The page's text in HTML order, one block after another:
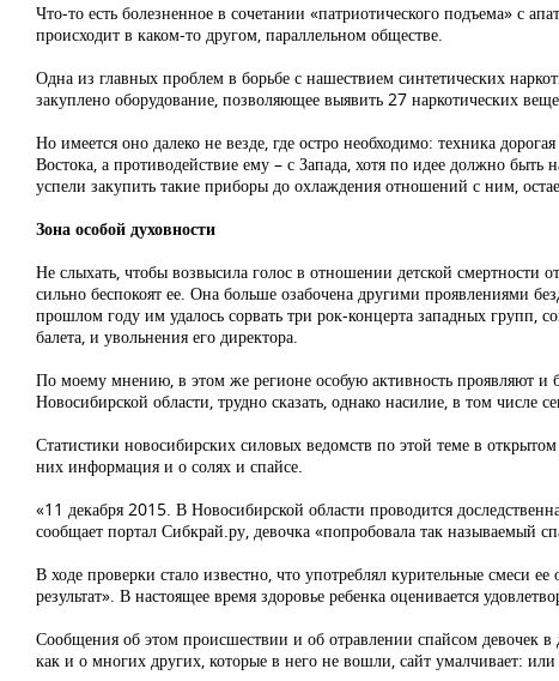
Что-то есть болезненное в сочетании «патриотического подъема» с
происходит в каком-то другом, параллельном обществе.
Одна из главных проблем в борьбе с нашествием синтетических
закуплено оборудование, позволяющее выявить 27 наркотических
Но имеется оно далеко не везде, где остро необходимо: техника
Востока, а противодействие ему – с Запада, хотя по идее должно
успели закупить такие приборы до охлаждения отношений с ним,
Зона особой духовности
Не слыхать, чтобы возвысила голос в отношении детской смертности
сильно беспокоят ее. Она больше озабочена другими проявлениями
прошлом году им удалось сорвать три рок-концерта западных групп,
балета, и увольнения его директора.
По моему мнению, в этом же регионе особую активность проявляют и
Новосибирской области, трудно сказать, однако насилие, в том числе
Статистики новосибирских силовых ведомств по этой теме в
них информация и о солях и спайсе.
«11 декабря 2015. В Новосибирской области проводится
сообщает портал Сибкрай.ру, девочка «попробовала так называемый
В ходе проверки стало известно, что употреблял курительные смеси
результат». В настоящее время здоровье ребенка оценивается
Сообщения об этом происшествии и об отравлении спайсом девочек
как и о многих других, которые в него не вошли, сайт умалчивает: